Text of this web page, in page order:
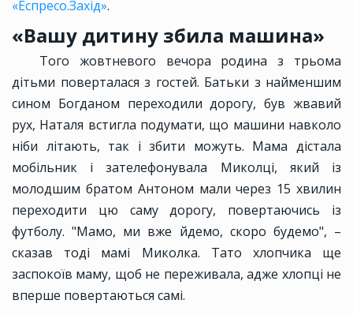
«Еспресо.Захід».
«Вашу дитину збила машина»
Того жовтневого вечора родина з трьома
дітьми поверталася з гостей. Батьки з найменшим
сином Богданом переходили дорогу, був жвавий
рух, Наталя встигла подумати, що машини навколо
ніби літають, так і збити можуть. Мама дістала
мобільник і зателефонувала Миколці, який із
молодшим братом Антоном мали через 15 хвилин
переходити цю саму дорогу, повертаючись із
футболу. "Мамо, ми вже йдемо, скоро будемо", –
сказав тоді мамі Миколка. Тато хлопчика ще
заспокоїв маму, щоб не переживала, адже хлопці не
вперше повертаються самі.